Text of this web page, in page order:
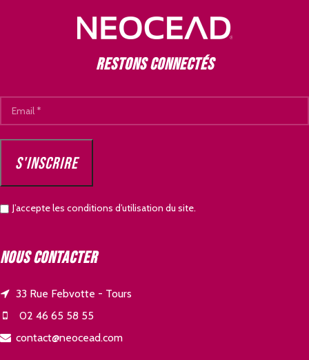
Restons connectés
J’accepte les conditions d’utilisation du site.
Nous contacter
33 Rue Febvotte - Tours
02 46 65 58 55
contact@neocead.com